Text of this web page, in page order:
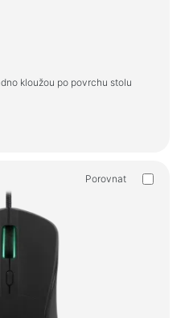
kloužou po povrchu stolu
Porovnat